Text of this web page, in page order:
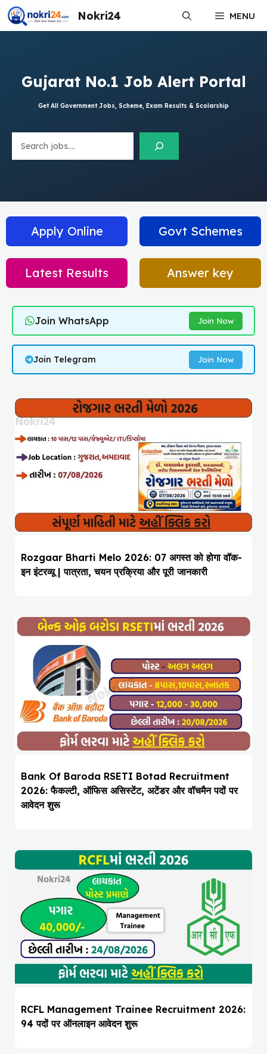
Skip
to
content
Nokri24 MENU
Gujarat No.1 Job Alert Portal
Get All Government Jobs, Scheme, Exam Results & Scolarship
Apply Online Govt Schemes
Latest Results Answer key
Join WhatsApp Join Now
Join Telegram Join Now
Rozgaar Bharti Melo 2026: 07 अगस्त को होगा वॉक-
इन इंटरव्यू | पात्रता, चयन प्रक्रिया और पूरी जानकारी
Bank Of Baroda RSETI Botad Recruitment
2026: फैकल्टी, ऑफिस असिस्टेंट, अटेंडर और वॉचमैन पदों पर
आवेदन शुरू
RCFL Management Trainee Recruitment 2026:
94 पदों पर ऑनलाइन आवेदन शुरू